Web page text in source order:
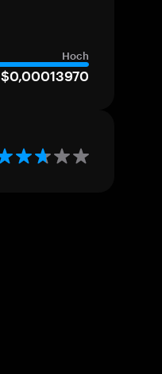
Hoch
$0,00013970